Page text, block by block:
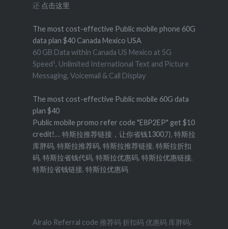
还 点击这里
The most cost-effective Public mobile phone 60G
data plan $40 Canada Mexico USA
60 GB Data within Canada US Mexico at 5G
Speed¹, Unlimited International Text and Picture
Messaging, Voicemail & Call Display
The most cost-effective Public mobile 60G data
plan $40
Public mobile promo refer code "E8P2EP" get $10
credit!,... 特斯拉推荐链接，让你省钱1300刀, 特斯拉
库胖码, 特斯拉推荐码, 特斯拉推荐链接, 特斯拉折扣
码, 特斯拉省钱代码, 特斯拉优惠码, 特斯拉优惠链接,
特斯拉省钱链接, 特斯拉优惠码
Airalo Referral code 推荐码 折扣码 优惠码 库胖码: